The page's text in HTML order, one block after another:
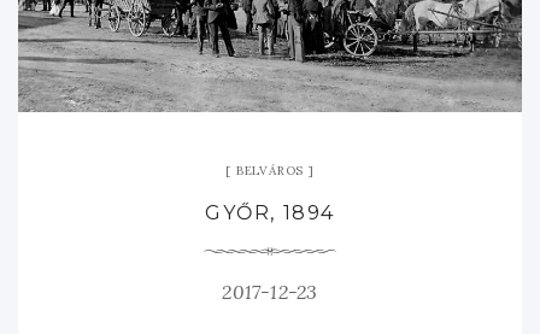
BELVÁROS
GYŐR, 1894
2017-12-23